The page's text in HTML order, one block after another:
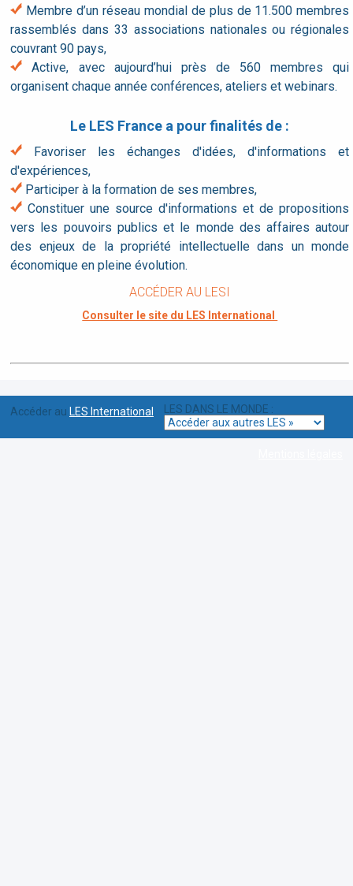
Membre d’un réseau mondial de plus de 11.500 membres
rassemblés dans 33 associations nationales ou régionales
couvrant 90 pays,
Active, avec aujourd’hui près de 560 membres qui
organisent chaque année conférences, ateliers et webinars.
Le LES France a pour finalités de :
Favoriser les échanges d'idées, d'informations et
d'expériences,
Participer à la formation de ses membres,
Constituer une source d'informations et de propositions
vers les pouvoirs publics et le monde des affaires autour
des enjeux de la propriété intellectuelle dans un monde
économique en pleine évolution.
ACCÉDER AU LESI
Consulter le site du LES International
Accéder au LES International LES DANS LE MONDE :